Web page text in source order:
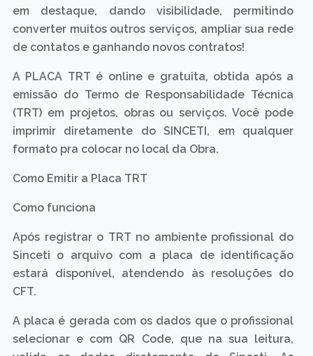
em destaque, dando visibilidade, permitindo
converter muitos outros serviços, ampliar sua rede
de contatos e ganhando novos contratos!
A PLACA TRT é online e gratuita, obtida após a
emissão do Termo de Responsabilidade Técnica
(TRT) em projetos, obras ou serviços. Você pode
imprimir diretamente do SINCETI, em qualquer
formato pra colocar no local da Obra.
Como Emitir a Placa TRT
Como funciona
Após registrar o TRT no ambiente profissional do
Sinceti o arquivo com a placa de identificação
estará disponível, atendendo às resoluções do
CFT.
A placa é gerada com os dados que o profissional
selecionar e com QR Code, que na sua leitura,